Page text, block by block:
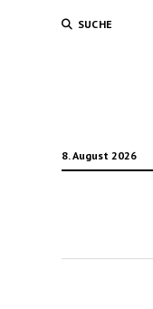
SUCHE
8. August 2026